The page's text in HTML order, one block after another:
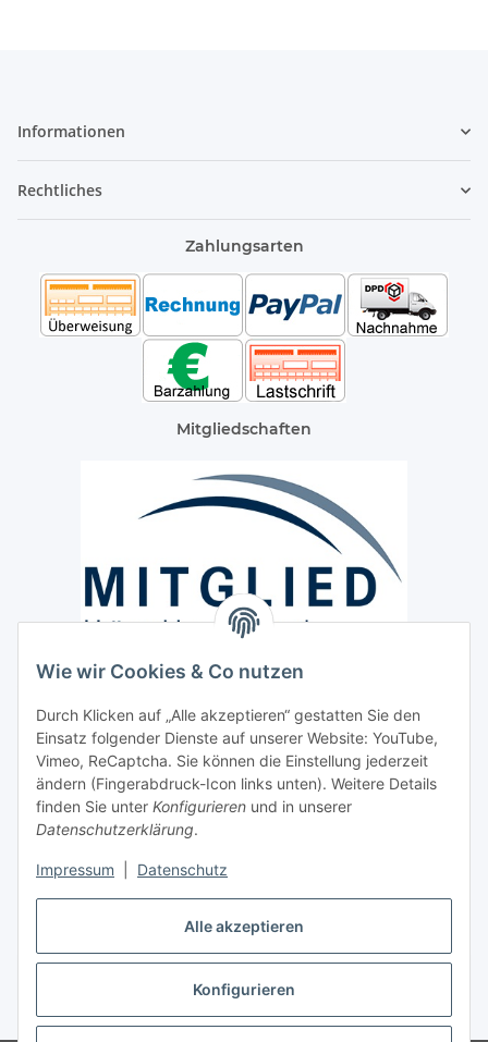
Alle akzeptieren
Konfigurieren
Wie wir Cookies & Co nutzen
Durch Klicken auf „Alle akzeptieren“ gestatten Sie den
Einsatz folgender Dienste auf unserer Website: YouTube,
Vimeo, ReCaptcha. Sie können die Einstellung jederzeit
ändern (Fingerabdruck-Icon links unten). Weitere Details
finden Sie unter Konfigurieren und in unserer
Datenschutzerklärung.
Impressum Datenschutz
Informationen
Rechtliches
Zahlungsarten
Mitgliedschaften
Paketdienst und Spedition
Regionaler Lieferservice im Umkreis von ca. 60 Km
Sicherheit
* Alle Preise inkl. gesetzlicher USt., zzgl.Versand